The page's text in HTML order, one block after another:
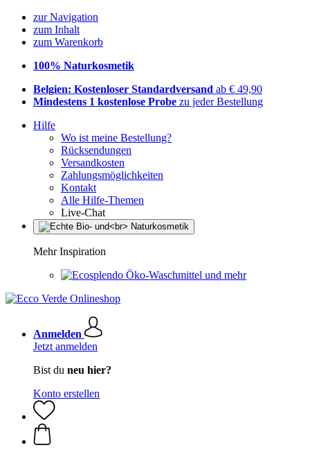
zur Navigation
zum Inhalt
zum Warenkorb
100% Naturkosmetik
Belgien: Kostenloser Standardversand ab € 49,90
Mindestens 1 kostenlose Probe zu jeder Bestellung
Hilfe
Wo ist meine Bestellung?
Rücksendungen
Versandkosten
Zahlungsmöglichkeiten
Kontakt
Alle Hilfe-Themen
Live-Chat
Mehr Inspiration
Öko-Waschmittel und mehr
Anmelden
Jetzt anmelden
Bist du neu hier?
Konto erstellen